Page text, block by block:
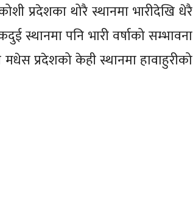
प्रदेशका थोरै स्थानमा भारीदेखि धेरै
स्थानमा पनि भारी वर्षाको सम्भावना
प्रदेशको केही स्थानमा हावाहुरीको